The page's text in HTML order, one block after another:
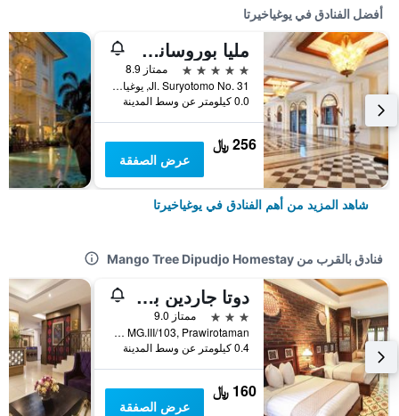
أفضل الفنادق في يوغياخيرتا
مليا بوروساني يوجياكارتا
5 نجوم
ممتاز 8.9
Jl. Suryotomo No. 31, يوغياخيرتا, إندونيسيا
0.0 كيلومتر عن وسط المدينة
256 ﷼
عرض الصفقة
شاهد المزيد من أهم الفنادق في يوغياخيرتا
فنادق بالقرب من Mango Tree Dipudjo Homestay
دوتا جاردين بوتيك فيلا
3 نجوم
ممتاز 9.0
Timuran MG.III/103, Prawirotaman, يوغياخيرتا, إندونيسيا
0.4 كيلومتر عن وسط المدينة
160 ﷼
عرض الصفقة